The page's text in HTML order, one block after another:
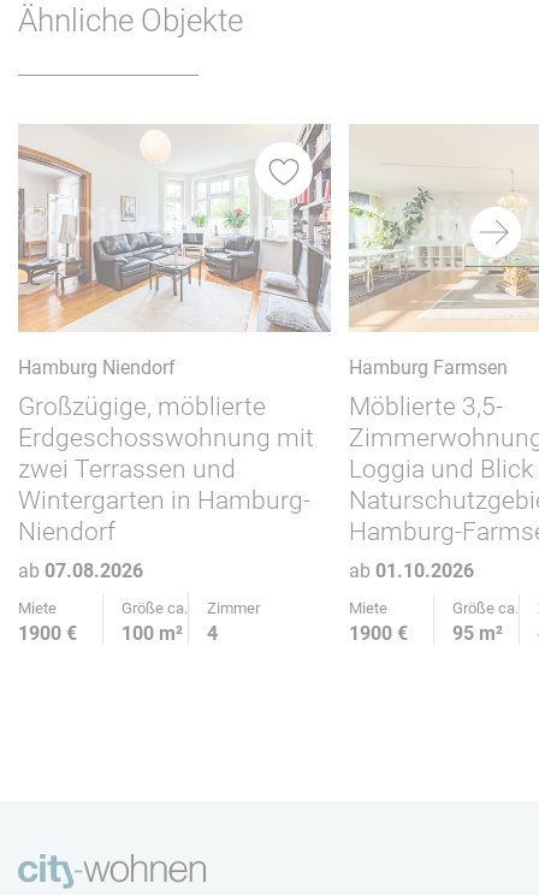
Ähnliche Objekte
Hamburg Niendorf
Großzügige, möblierte
Erdgeschosswohnung mit
zwei Terrassen und
Wintergarten in Hamburg-
Niendorf
ab 07.08.2026
Miete Größe ca. Zimmer
1900 € 100 m² 4
Hamburg Farmsen
Möblierte 3,5-
Loggia und
Hamburg-
ab 01.10.2026
Miete Größe ca.
1900 € 95 m²
Merkliste